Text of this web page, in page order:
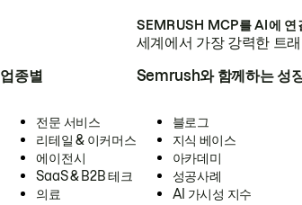
SEMRUSH MCP를 AI에 연
세계에서 가장 강력한 트
업종별
전문 서비스
리테일 & 이커머스
에이전시
SaaS & B2B 테크
의료
Semrush와 함께하는 성
블로그
지식 베이스
아카데미
성공사례
AI 가시성 지수